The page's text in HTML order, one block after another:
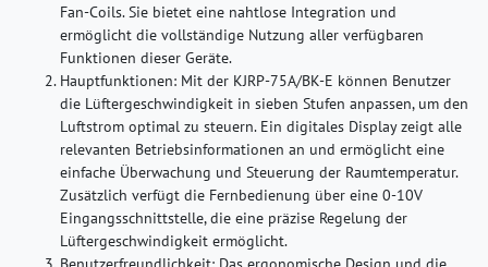
Fan-Coils. Sie bietet eine nahtlose Integration und
ermöglicht die vollständige Nutzung aller verfügbaren
Funktionen dieser Geräte.
Hauptfunktionen: Mit der KJRP-75A/BK-E können Benutzer
die Lüftergeschwindigkeit in sieben Stufen anpassen, um den
Luftstrom optimal zu steuern. Ein digitales Display zeigt alle
relevanten Betriebsinformationen an und ermöglicht eine
einfache Überwachung und Steuerung der Raumtemperatur.
Zusätzlich verfügt die Fernbedienung über eine 0-10V
Eingangsschnittstelle, die eine präzise Regelung der
Lüftergeschwindigkeit ermöglicht.